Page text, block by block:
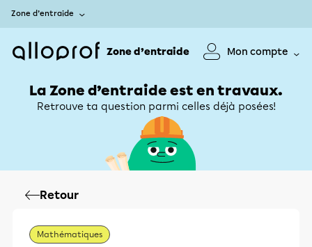
Zone d’entraide
Zone d’entraide Mon compte
La Zone d’entraide est en travaux.
Retrouve ta question parmi celles déjà posées!
Retour
Mathématiques